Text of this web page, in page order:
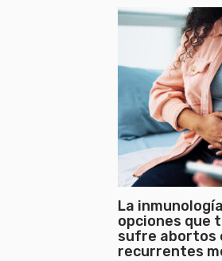
La
opciones que
sufre abortos
recurrentes